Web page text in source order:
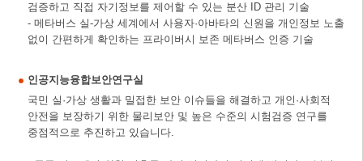
검증하고 직접 자기정보를 제어할 수 있는 분산 ID 관리 기술
- 메타버스 실-가상 세계에서 사용자·아바타의 신원을 개인정보 노출
없이 간편하게 확인하는 프라이버시 보존 메타버스 인증 기술
인공지능융합보안연구실
국민 실·가상 생활과 밀접한 보안 이슈들을 해결하고 개인·사회적
안전을 보장하기 위한 물리보안 및 높은 수준의 시험검증 연구를
중점적으로 추진하고 있습니다.